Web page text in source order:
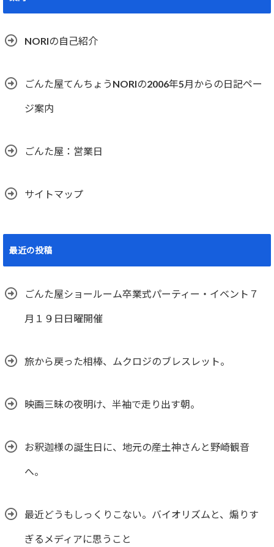
NORIの自己紹介
ごんた屋てんちょうNORIの2006年5月からの日記ペー
ジ案内
ごんた屋：営業日
サイトマップ
最近の投稿
ごんた屋ショールーム卒業式パーティー・イベント７
月１９日日曜開催
旅から戻った相棒、ムクロジのブレスレット。
映画三昧の夜明け、半袖で走り出す朝。
お釈迦様の誕生日に、地元の産土神さんと野崎観音
へ。
最近どうもしっくりこない。バイオリズムと、煽りす
ぎるメディアに思うこと